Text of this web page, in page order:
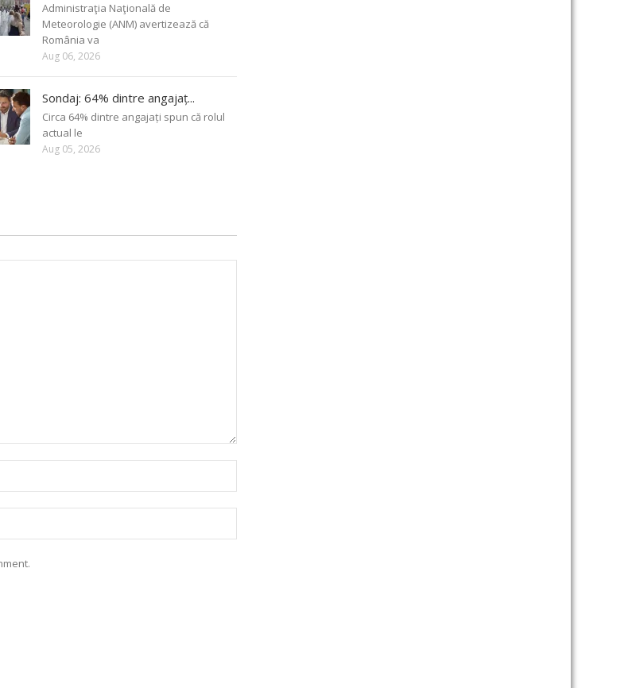
Administraţia Naţională de
Meteorologie (ANM) avertizează că
România va
Aug 06, 2026
Sondaj: 64% dintre angajaț...
Circa 64% dintre angajați spun că rolul
actual le
Aug 05, 2026